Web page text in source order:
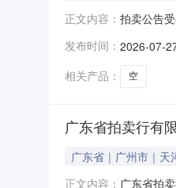
正文内容： 拍卖公告
州市天河
发布时间： 2026-07-
相关产品：
空
广东省拍卖行有
广东省｜广州市｜天
正文内容： 广东省拍